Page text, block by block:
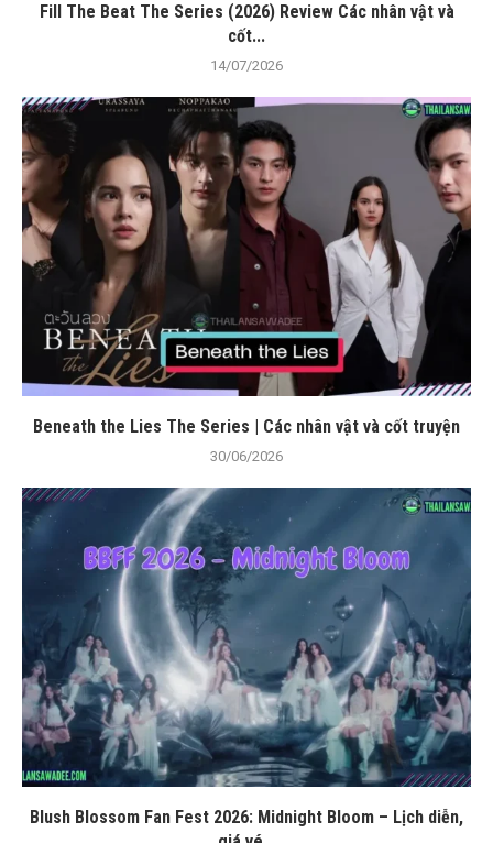
Fill The Beat The Series (2026) Review Các nhân vật và
cốt...
14/07/2026
Beneath the Lies The Series | Các nhân vật và cốt truyện
30/06/2026
Blush Blossom Fan Fest 2026: Midnight Bloom – Lịch diễn,